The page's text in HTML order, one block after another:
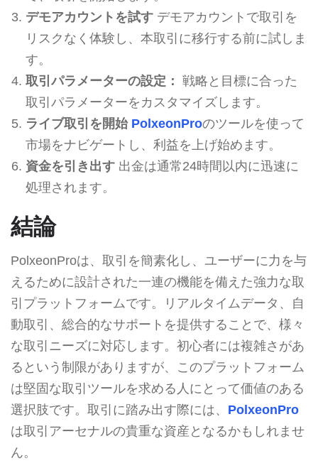
デモアカウントを試すデモアカウントで取引を
リスクなく体験し、本取引に移行する前に試しま
す。
取引パラメーターの設定： 戦略と目標に合った
取引パラメーターをカスタマイズします。
ライブ取引を開始 PolxeonProのツールを使って
市場をナビゲートし、利益を上げ始めます。
資金を引き出す出金は通常24時間以内に迅速に
処理されます。
結論
PolxeonProは、取引を簡素化し、ユーザーに力を与
えるために設計された一連の機能を備えた強力な取
引プラットフォームです。リアルタイムデータ、自
動取引、総合的なサポートを提供することで、様々
な取引ニーズに対応します。初心者には複雑さがあ
るという制限がありますが、このプラットフォーム
は堅固な取引ツールを求める人にとって価値のある
選択肢です。取引に踏み出す際には、 PolxeonPro
は取引アーセナルの貴重な資産となるかもしれませ
ん。